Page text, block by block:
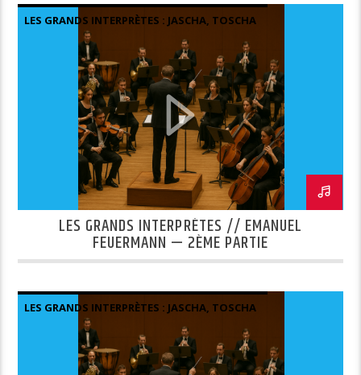
LES GRANDS INTERPRÈTES : JASCHA, TOSCHA
MISHA ET QUELQUES AUTRES.
LES GRANDS INTERPRÈTES // EMANUEL
FEUERMANN — 2ÈME PARTIE
LES GRANDS INTERPRÈTES : JASCHA, TOSCHA
MISHA ET QUELQUES AUTRES.